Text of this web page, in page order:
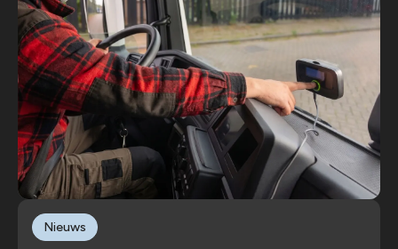
Nieuws